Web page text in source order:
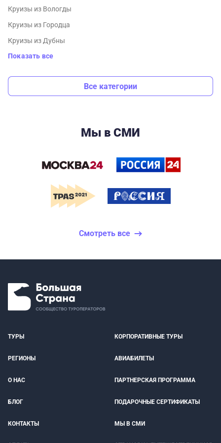
Круизы из Вологды
Круизы из Городца
Круизы из Дубны
Показать все
Все категории
Мы в СМИ
Смотреть все
ТУРЫ КОРПОРАТИВНЫЕ ТУРЫ
РЕГИОНЫ АВИАБИЛЕТЫ
О НАС ПАРТНЕРСКАЯ ПРОГРАММА
БЛОГ ПОДАРОЧНЫЕ СЕРТИФИКАТЫ
КОНТАКТЫ МЫ В СМИ